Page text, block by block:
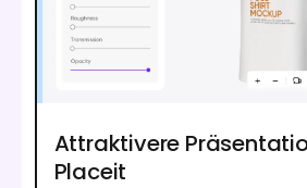
Attraktivere
Placeit